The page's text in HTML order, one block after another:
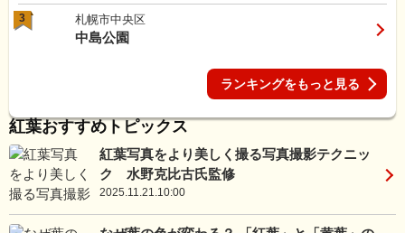
3 札幌市中央区
中島公園
ランキングをもっと見る
紅葉おすすめトピックス
紅葉写真をより美しく撮る写真撮影テクニッ
ク 水野克比古氏監修
2025.11.21.10:00